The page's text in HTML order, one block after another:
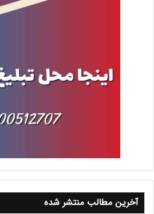
آخرین مطالب منتشر شده